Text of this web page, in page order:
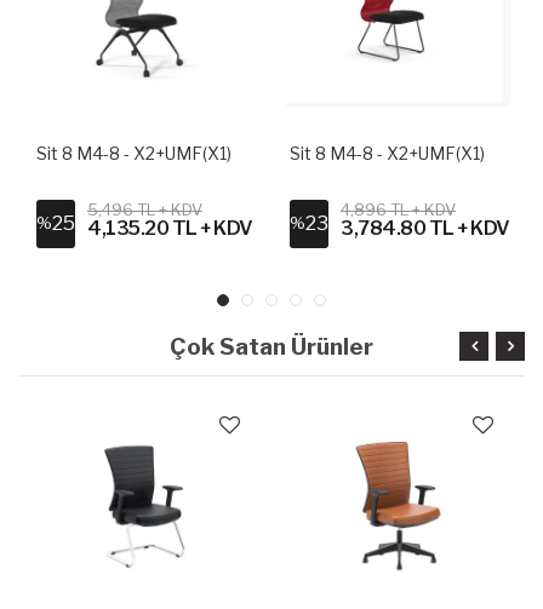
Sit 8 M4-8 - X2+UMF(X1)
%25
5,496 TL + KDV
4,135.20 TL + KDV
Sit 8 M4-8 - X2+UMF(X1)
%23
4,896 TL + KDV
3,784.80 TL + KDV
Çok Satan Ürünler